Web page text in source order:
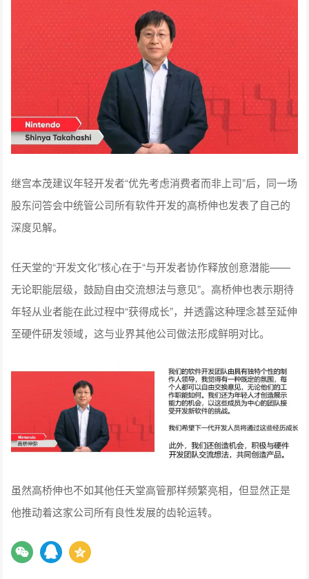
继宫本茂建议年轻开发者“优先考虑消费者而非上司”后，同一场
股东问答会中统管公司所有软件开发的高桥伸也发表了自己的
深度见解。
任天堂的“开发文化”核心在于“与开发者协作释放创意潜能——
无论职能层级，鼓励自由交流想法与意见”。高桥伸也表示期待
年轻从业者能在此过程中“获得成长”，并透露这种理念甚至延伸
至硬件研发领域，这与业界其他公司做法形成鲜明对比。
虽然高桥伸也不如其他任天堂高管那样频繁亮相，但显然正是
他推动着这家公司所有良性发展的齿轮运转。